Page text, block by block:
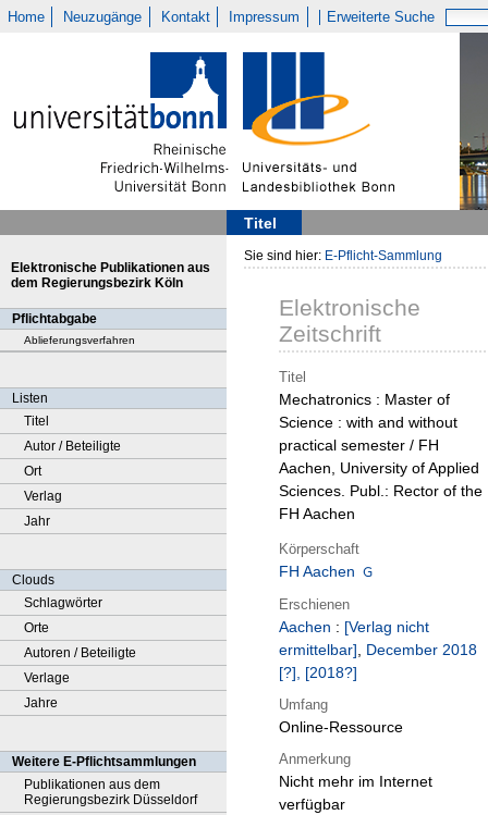
Home Neuzugänge Kontakt Impressum Erweiterte Suche
Titel
Elektronische Publikationen aus
dem Regierungsbezirk Köln
Pflichtabgabe
Ablieferungsverfahren
Listen
Titel
Autor / Beteiligte
Ort
Verlag
Jahr
Clouds
Schlagwörter
Orte
Autoren / Beteiligte
Verlage
Jahre
Weitere E-Pflichtsammlungen
Publikationen aus dem
Regierungsbezirk Düsseldorf
Sie sind hier: E-Pflicht-Sammlung
Elektronische
Zeitschrift
Titel
Mechatronics : Master of
Science : with and without
practical semester / FH
Aachen, University of Applied
Sciences. Publ.: Rector of the
FH Aachen
Körperschaft
FH Aachen
Erschienen
Aachen : [Verlag nicht
ermittelbar], December 2018
[?], [2018?]
Umfang
Online-Ressource
Anmerkung
Nicht mehr im Internet
verfügbar